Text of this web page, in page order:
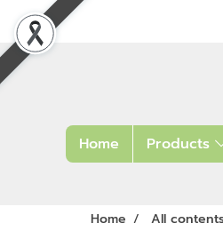
Home Products
Home All